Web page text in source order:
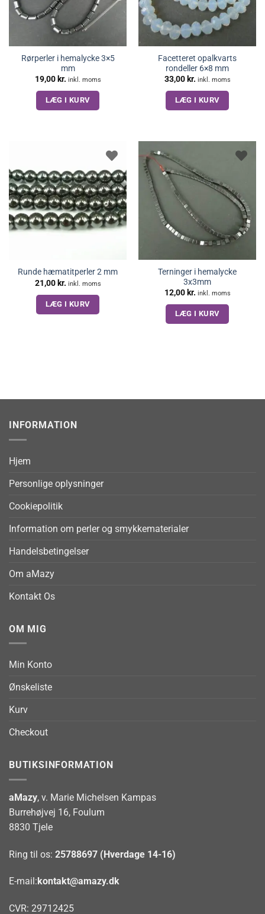
Rørperler i hemalycke 3×5
mm
19,00 kr. inkl. moms
LÆG I KURV
Facetteret opalkvarts
rondeller 6×8 mm
33,00 kr. inkl. moms
LÆG I KURV
Runde hæmatitperler 2 mm
21,00 kr. inkl. moms
LÆG I KURV
Terninger i hemalycke
3x3mm
12,00 kr. inkl. moms
LÆG I KURV
INFORMATION
Hjem
Personlige oplysninger
Cookiepolitik
Information om perler og smykkematerialer
Handelsbetingelser
Om aMazy
Kontakt Os
OM MIG
Min Konto
Ønskeliste
Kurv
Checkout
BUTIKSINFORMATION
aMazy, v. Marie Michelsen Kampas
Burrehøjvej 16, Foulum
8830 Tjele
Ring til os: 25788697 (Hverdage 14-16)
E-mail: kontakt@amazy.dk
CVR: 29712425